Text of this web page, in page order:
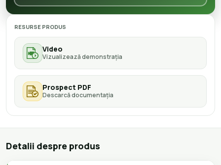
RESURSE PRODUS
Video
Vizualizează demonstrația
Prospect PDF
Descarcă documentația
Detalii despre produs